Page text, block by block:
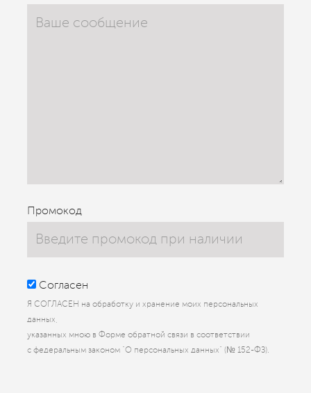
Промокод
Согласен
Я СОГЛАСЕН на обработку и хранение моих персональных
данных,
указанных мною в Форме обратной связи в соответствии
с федеральным законом “О персональных данных” (№ 152-ФЗ).